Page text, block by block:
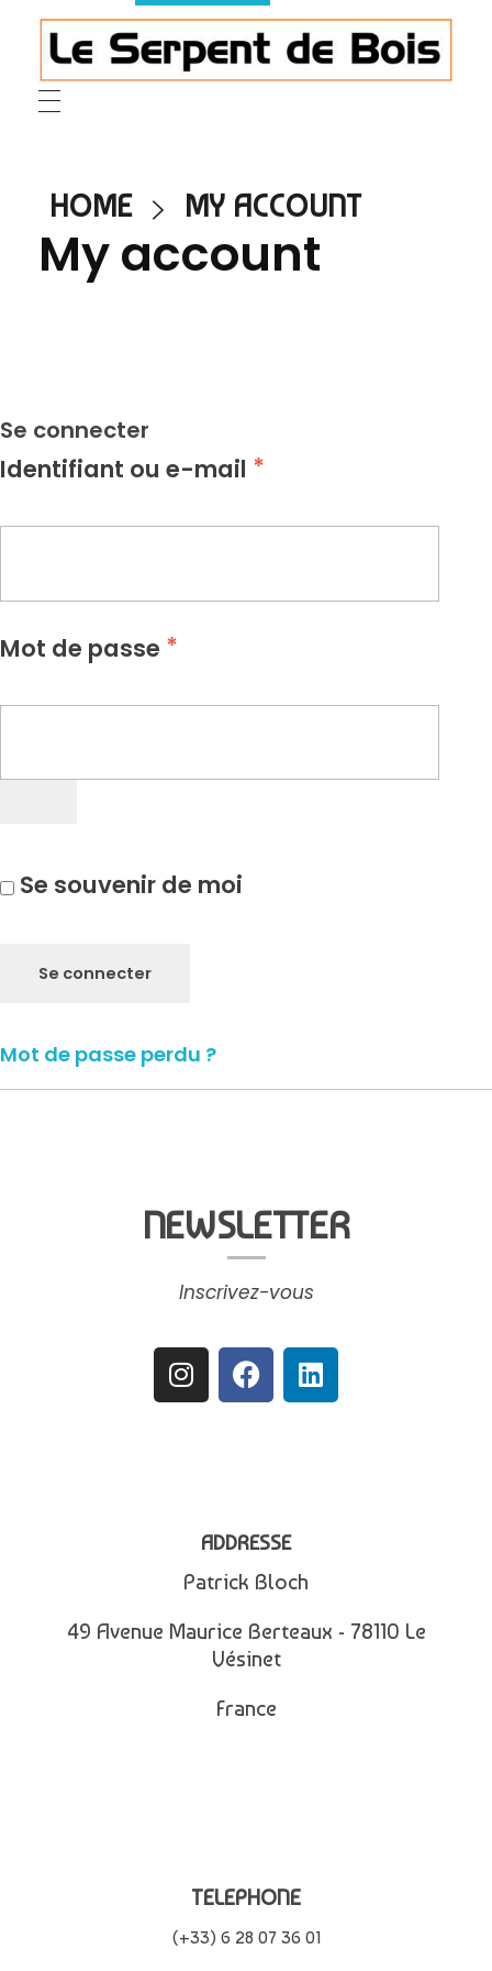
Le Serpent de Bois
le bois magnifié révèle son âme à travers des œuvres organiques et sensuelles
HOME MY ACCOUNT
My account
Se connecter
Identifiant ou e-mail *
Mot de passe *
Se souvenir de moi
Se connecter
Mot de passe perdu ?
NEWSLETTER
Inscrivez-vous
ADDRESSE
Patrick Bloch
49 Avenue Maurice Berteaux - 78110 Le
Vésinet
France
TELEPHONE
(+33) 6 28 07 36 01